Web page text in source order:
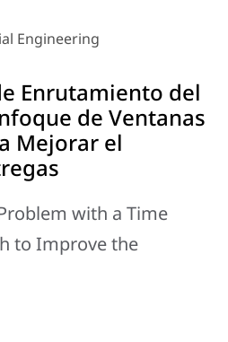
Engineering
Enrutamiento del
de Ventanas
Mejorar el
with a Time
to Improve the